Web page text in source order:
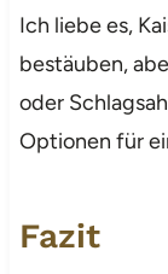
Ich liebe es,
bestäuben,
oder
Optionen für
Fazit